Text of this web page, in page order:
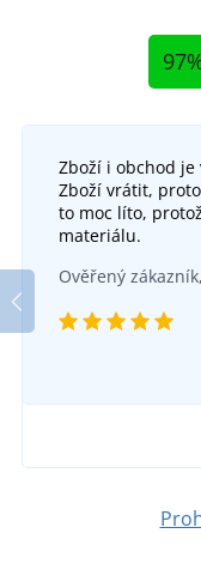
Zboží i obchod
Zboží vrátit,
to moc líto,
materiálu.
Ověřený